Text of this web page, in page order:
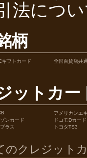
法につ
柄
ギフトカード 全国百貨店共
ットカー
アメリカンエ
ンカード
ドコモDカード
ラス トヨタTS3
のクレジット